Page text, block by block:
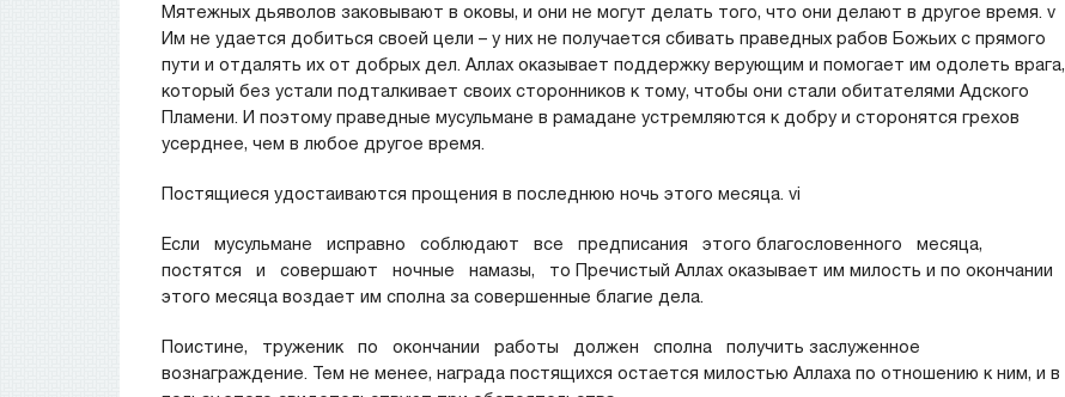
Мятежных дьяволов заковывают в оковы, и они не могут делать того, что они делают в другое время. v
Им не удается добиться своей цели – у них не получается сбивать праведных рабов Божьих с прямого
пути и отдалять их от добрых дел. Аллах оказывает поддержку верующим и помогает им одолеть врага,
который без устали подталкивает своих сторонников к тому, чтобы они стали обитателями Адского
Пламени. И поэтому праведные мусульмане в рамадане устремляются к добру и сторонятся грехов
усерднее, чем в любое другое время.
Постящиеся удостаиваются прощения в последнюю ночь этого месяца. vi
Если мусульмане исправно соблюдают все предписания этого благословенного месяца,
постятся и совершают ночные намазы, то Пречистый Аллах оказывает им милость и по окончании
этого месяца воздает им сполна за совершенные благие дела.
Поистине, труженик по окончании работы должен сполна получить заслуженное
вознаграждение. Тем не менее, награда постящихся остается милостью Аллаха по отношению к ним, и в